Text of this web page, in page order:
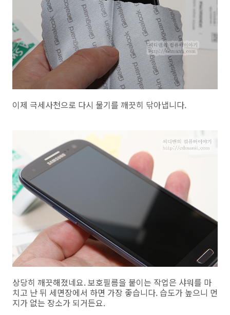
이제 극세사천으로 다시 물기를 깨끗히 닦아냅니다.
상당히 깨끗해졌네요. 보호필름을 붙이는 작업은 샤워를 마
치고 난 뒤 세면장에서 하면 가장 좋습니다. 습도가 높으니 먼
지가 없는 장소가 되거든요.